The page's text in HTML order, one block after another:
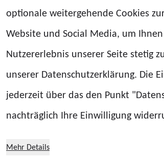
BMW
BMW
optionale weitergehende Cookies
Website und Social Media, um
Nutzererlebnis unserer Seite stetig
unserer Datenschutzerklärung. Die
jederzeit über das den Punkt
nachträglich Ihre Einwilligung
Mehr Details